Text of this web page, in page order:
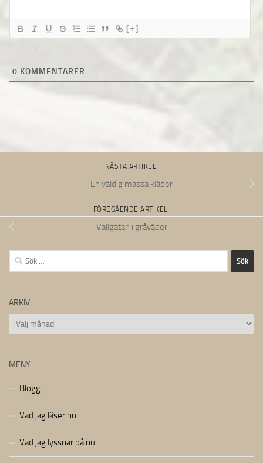
[+]
0 KOMMENTARER
NÄSTA ARTIKEL
En väldig massa kläder
FÖREGÅENDE ARTIKEL
Vallgatan i gråväder
Sök
efter:
ARKIV
Arkiv
MENY
Blogg
Vad jag läser nu
Vad jag lyssnar på nu